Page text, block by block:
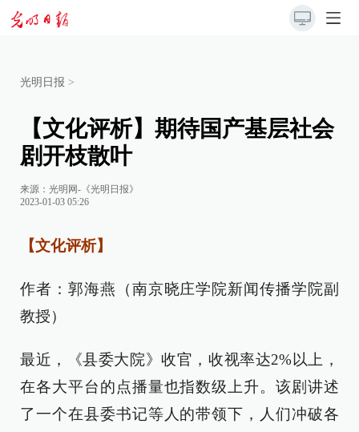
光明日报 >
【文化评析】期待国产基层社会
剧开枝散叶
来源： 光明网-《光明日报》
2023-01-03 05:26
【文化评析】
作者：郭海燕（南京晓庄学院新闻传播学院副
教授）
最近，《县委大院》收官，收视率达2%以上，
在各大平台的点播量也指数级上升。该剧讲述
了一个在县委书记等人的带领下，人们冲破各